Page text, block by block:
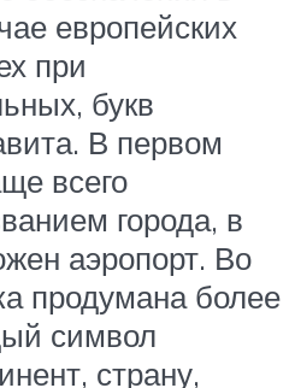
европейских
при
букв
В первом
всего
города, в
аэропорт. Во
продумана более
символ
страну,